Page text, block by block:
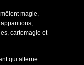
magie,
cartomagie et
qui alterne